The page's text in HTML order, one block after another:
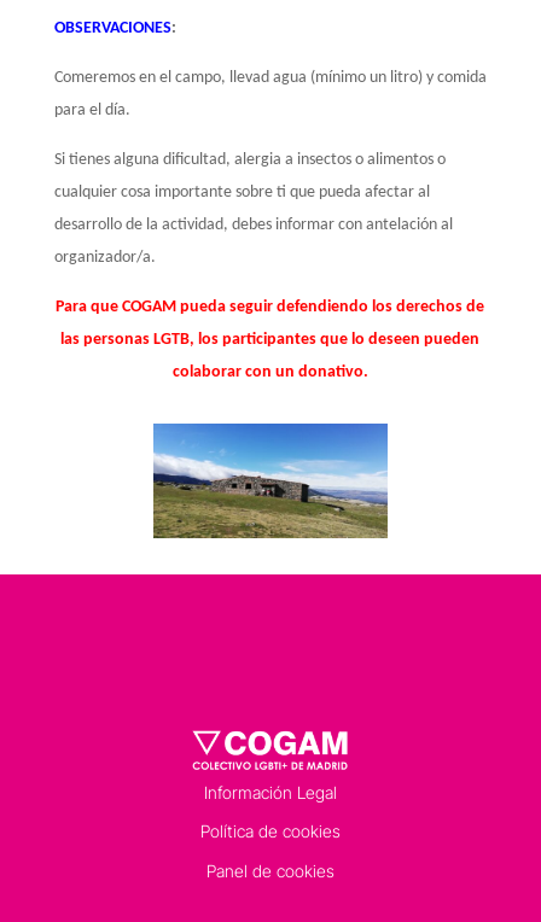
OBSERVACIONES:
Comeremos en el campo, llevad agua (mínimo un litro) y comida
para el día.
Si tienes alguna dificultad, alergia a insectos o alimentos o
cualquier cosa importante sobre ti que pueda afectar al
desarrollo de la actividad, debes informar con antelación al
organizador/a.
Para que COGAM pueda seguir defendiendo los derechos de
las personas LGTB, los participantes que lo deseen pueden
colaborar con un donativo.
Información Legal
Política de cookies
Panel de cookies